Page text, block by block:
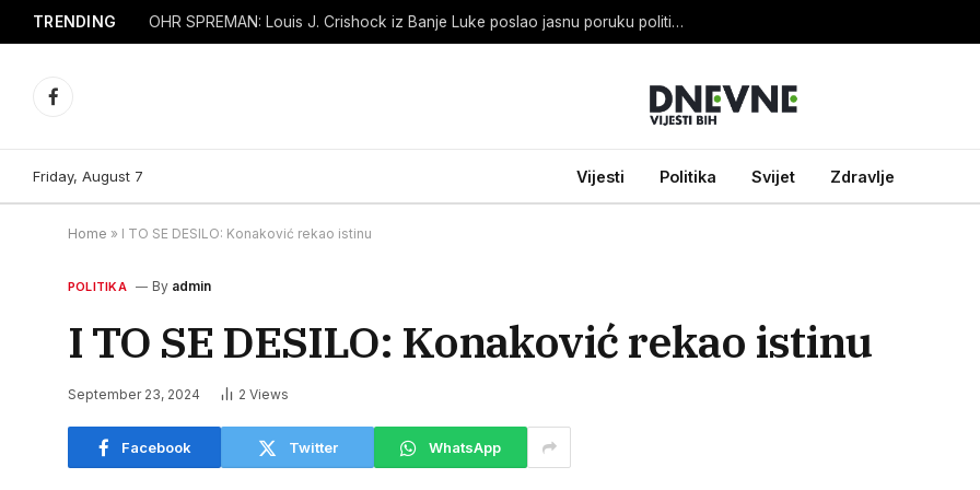
TRENDING OHR SPREMAN: Louis J. Crishock iz Banje Luke poslao jasnu poruku političarima
Facebook
Friday, August 7 Vijesti Politika Svijet Zdravlje
Home » I TO SE DESILO: Konaković rekao istinu
POLITIKA By admin
I TO SE DESILO: Konaković rekao istinu
September 23, 2024 2 Views
Facebook Twitter WhatsApp